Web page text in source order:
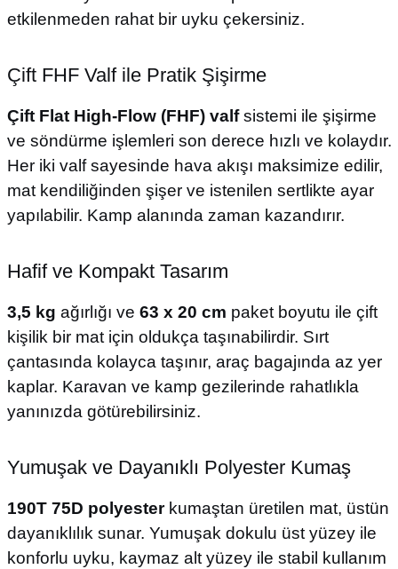
etkilenmeden rahat bir uyku çekersiniz.
Çift FHF Valf ile Pratik Şişirme
Çift Flat High-Flow (FHF) valfsistemi ile şişirme
ve söndürme işlemleri son derece hızlı ve kolaydır.
Her iki valf sayesinde hava akışı maksimize edilir,
mat kendiliğinden şişer ve istenilen sertlikte ayar
yapılabilir. Kamp alanında zaman kazandırır.
Hafif ve Kompakt Tasarım
3,5 kg ağırlığı ve 63 x 20 cm paket boyutu ile çift
kişilik bir mat için oldukça taşınabilirdir. Sırt
çantasında kolayca taşınır, araç bagajında az yer
kaplar. Karavan ve kamp gezilerinde rahatlıkla
yanınızda götürebilirsiniz.
Yumuşak ve Dayanıklı Polyester Kumaş
190T 75D polyesterkumaştan üretilen mat, üstün
dayanıklılık sunar. Yumuşak dokulu üst yüzey ile
konforlu uyku, kaymaz alt yüzey ile stabil kullanım